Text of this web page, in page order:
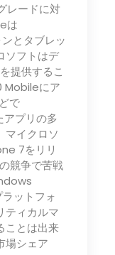
レードに対
は
とタブレッ
ソフトはデ
提供するこ
Mobileにア
で
プリの多
マイクロソ
7をリリ
競争で苦戦
ットフォ
ティカルマ
ことは出来
場シェア